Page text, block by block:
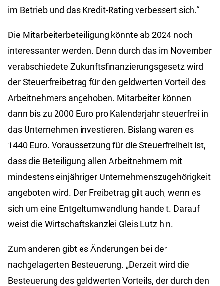
im Betrieb und das Kredit-Rating verbessert sich.“
Die Mitarbeiterbeteiligung könnte ab 2024 noch
interessanter werden. Denn durch das im November
verabschiedete Zukunftsfinanzierungsgesetz wird
der Steuerfreibetrag für den geldwerten Vorteil des
Arbeitnehmers angehoben. Mitarbeiter können
dann bis zu 2000 Euro pro Kalenderjahr steuerfrei in
das Unternehmen investieren. Bislang waren es
1440 Euro. Voraussetzung für die Steuerfreiheit ist,
dass die Beteiligung allen Arbeitnehmern mit
mindestens einjähriger Unternehmenszugehörigkeit
angeboten wird. Der Freibetrag gilt auch, wenn es
sich um eine Entgeltumwandlung handelt. Darauf
weist die Wirtschaftskanzlei Gleis Lutz hin.
Zum anderen gibt es Änderungen bei der
nachgelagerten Besteuerung. „Derzeit wird die
Besteuerung des geldwerten Vorteils, der durch den